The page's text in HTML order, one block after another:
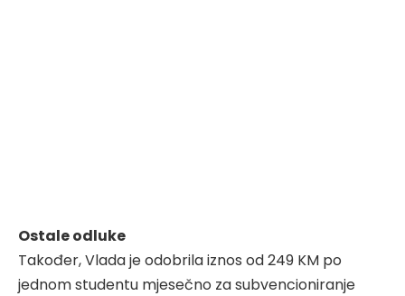
Ostale odluke
Također, Vlada je odobrila iznos od 249 KM po
jednom studentu mjesečno za subvencioniranje